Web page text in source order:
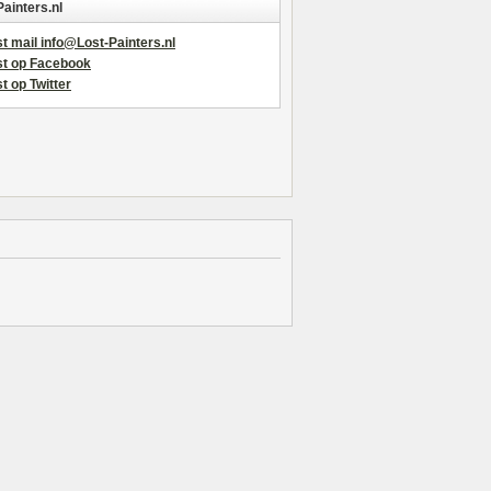
mail info@Lost-Painters.nl
op Facebook
op Twitter